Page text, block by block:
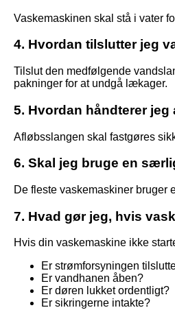
Vaskemaskinen skal stå i vater
4. Hvordan tilslutter jeg
Tilslut den medfølgende
pakninger for at undgå lækager.
5. Hvordan håndterer jeg
Afløbsslangen skal fastgøres
6. Skal jeg bruge en
De fleste vaskemaskiner bruger
7. Hvad gør jeg, hvis
Hvis din vaskemaskine ikke
Er strømforsyningen
Er vandhanen åben?
Er døren lukket ordentligt?
Er sikringerne intakte?